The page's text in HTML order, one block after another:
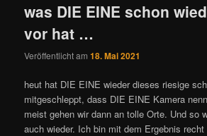
was DIE EINE schon
vor hat …
Veröffentlicht am18. Mai 2021
heut hat DIE EINE wieder dieses riesige
mitgeschleppt, dass DIE EINE Kamera
meist gehen wir dann an tolle Orte. Und so
auch wieder. Ich bin mit dem Ergebnis recht